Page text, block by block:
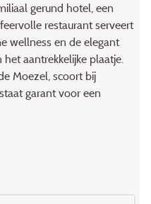
gerund hotel, een
restaurant serveert
wellness en de elegant
aantrekkelijke plaatje.
Moezel, scoort bij
garant voor een